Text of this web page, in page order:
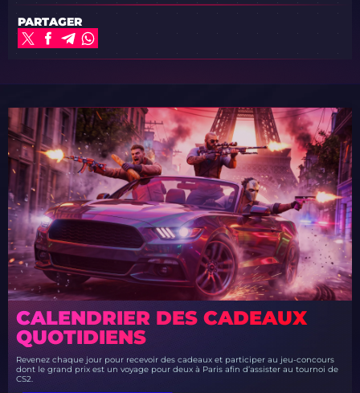
PARTAGER
CALENDRIER DES CADEAUX
QUOTIDIENS
Revenez chaque jour pour recevoir des cadeaux et participer au jeu-concours
dont le grand prix est un voyage pour deux à Paris afin d’assister au tournoi de
CS2.